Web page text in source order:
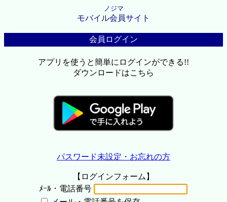
ノジマ
モバイル会員サイト
会員ログイン
アプリを使うと簡単にログインができる!!
ダウンロードはこちら
パスワード未設定・お忘れの方
【ログインフォーム】
ﾒｰﾙ・電話番号